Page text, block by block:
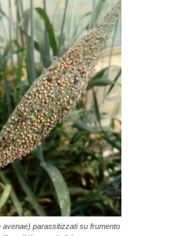
avenae) parassitizzati su frumento